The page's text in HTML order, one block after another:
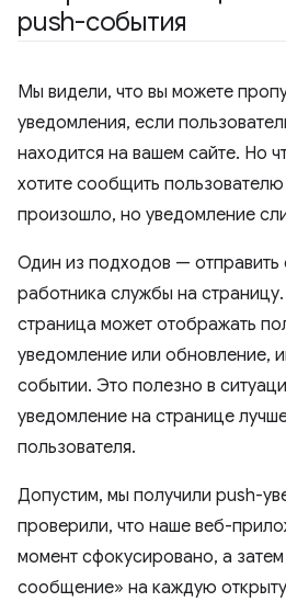
push-события
Мы видели, что вы можете
уведомления, если
находится на вашем сайте. Но
хотите сообщить
произошло, но уведомление
Один из подходов —
работника службы на
страница может отображать
уведомление или обновление,
событии. Это полезно в
уведомление на странице
пользователя.
Допустим, мы получили push-
проверили, что наше веб-
момент сфокусировано, а
сообщение» на каждую